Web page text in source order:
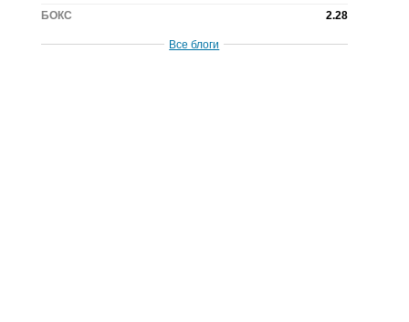
2.28
БОКС
Все блоги